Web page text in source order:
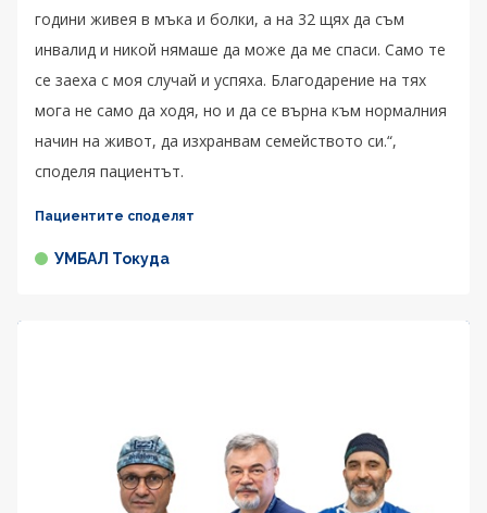
години живея в мъка и болки, а на 32 щях да съм
инвалид и никой нямаше да може да ме спаси. Само те
се заеха с моя случай и успяха. Благодарение на тях
мога не само да ходя, но и да се върна към нормалния
начин на живот, да изхранвам семейството си.“,
споделя пациентът.
Пациентите споделят
УМБАЛ Токуда